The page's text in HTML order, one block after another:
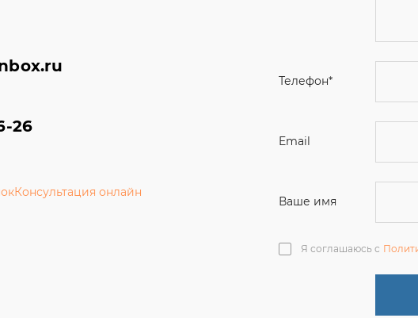
26
Консультация онлайн
Я соглашаюсь с